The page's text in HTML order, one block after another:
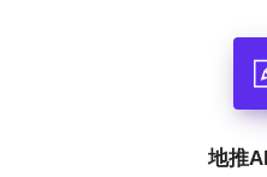
地推